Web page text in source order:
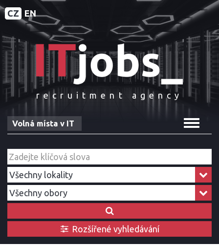
CZ EN
recruitment agency
Toggle
Volná místa v IT
Rozšířené vyhledávání